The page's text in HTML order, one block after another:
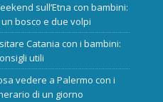
sull’Etna con bambini:
bosco e due volpi
Catania con i bambini:
utili
vedere a Palermo con i
di un giorno